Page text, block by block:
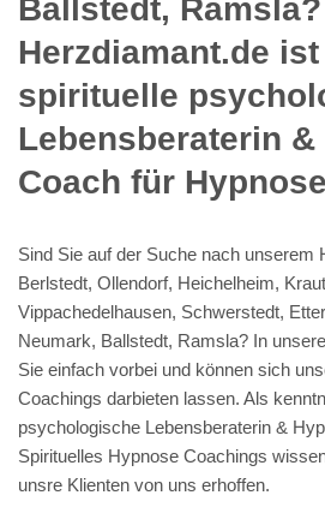
Ballstedt,
Herzdiamant.de
spirituelle
Lebensberaterin &
Coach für
Sind Sie auf der Suche nach unserem
Berlstedt, Ollendorf, Heichelheim,
Vippachedelhausen, Schwerstedt,
Neumark, Ballstedt, Ramsla? In
Sie einfach vorbei und können sich
Coachings darbieten lassen. Als
psychologische Lebensberaterin &
Spirituelles Hypnose Coachings
unsre Klienten von uns erhoffen.